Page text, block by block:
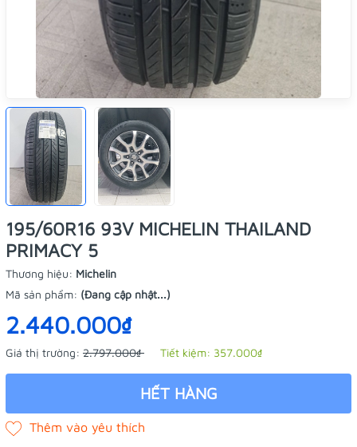
195/60R16 93V MICHELIN THAILAND
PRIMACY 5
Thương hiệu: Michelin
Mã sản phẩm: (Đang cập nhật...)
2.440.000₫
Giá thị trường: 2.797.000₫ Tiết kiệm: 357.000₫
HẾT HÀNG